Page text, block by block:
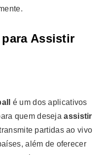
Assistir
é um dos aplicativos
quem desejaassistir
partidas ao vivo
além de oferecer